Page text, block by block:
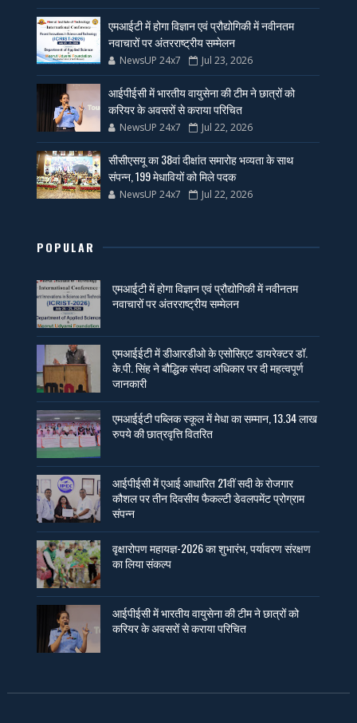
एमआईटी में होगा विज्ञान एवं प्रौद्योगिकी में नवीनतम
नवाचारों पर अंतरराष्ट्रीय सम्मेलन
NewsUP 24x7 Jul 23, 2026
आईपीईसी में भारतीय वायुसेना की टीम ने छात्रों को
करियर के अवसरों से कराया परिचित
NewsUP 24x7 Jul 22, 2026
सीसीएसयू का 38वां दीक्षांत समारोह भव्यता के साथ
संपन्न, 199 मेधावियों को मिले पदक
NewsUP 24x7 Jul 22, 2026
POPULAR
एमआईटी में होगा विज्ञान एवं प्रौद्योगिकी में नवीनतम
नवाचारों पर अंतरराष्ट्रीय सम्मेलन
एमआईईटी में डीआरडीओ के एसोसिएट डायरेक्टर डॉ.
के.पी. सिंह ने बौद्धिक संपदा अधिकार पर दी महत्वपूर्ण
जानकारी
एमआईईटी पब्लिक स्कूल में मेधा का सम्मान, 13.34 लाख
रुपये की छात्रवृत्ति वितरित
आईपीईसी में एआई आधारित 21वीं सदी के रोजगार
कौशल पर तीन दिवसीय फैकल्टी डेवलपमेंट प्रोग्राम
संपन्न
वृक्षारोपण महायज्ञ-2026 का शुभारंभ, पर्यावरण संरक्षण
का लिया संकल्प
आईपीईसी में भारतीय वायुसेना की टीम ने छात्रों को
करियर के अवसरों से कराया परिचित